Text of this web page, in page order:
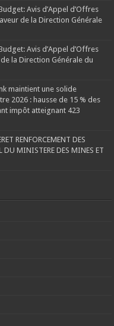
Avis d’Appel d’Offres
de la Direction Générale
Avis d’Appel d’Offres
la Direction Générale du
maintient une solide
2026 : hausse de 15 % des
impôt atteignant 423
RENFORCEMENT DES
DU MINISTERE DES MINES ET